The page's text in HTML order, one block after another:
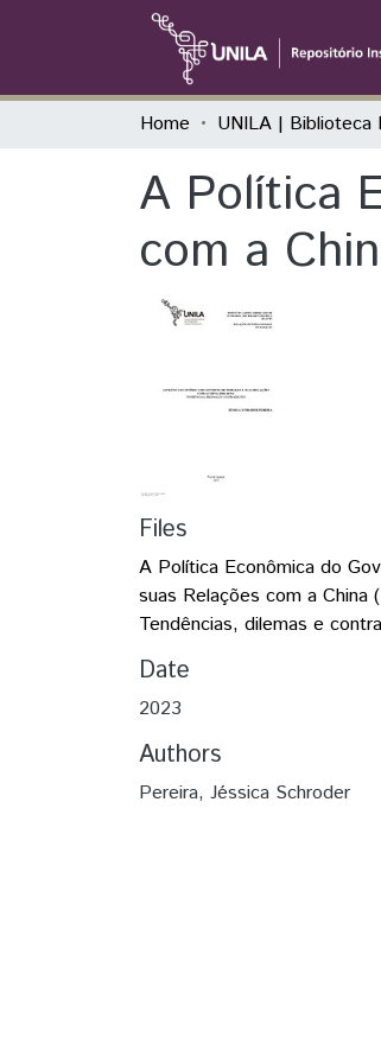
Home
A Política
com a
Files
A Política Econômica do
suas Relações com a China
Tendências, dilemas e
Date
2023
Authors
Pereira, Jéssica Schroder